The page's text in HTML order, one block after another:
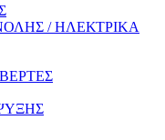
/ ΗΛΕΚΤΡΙΚΑ